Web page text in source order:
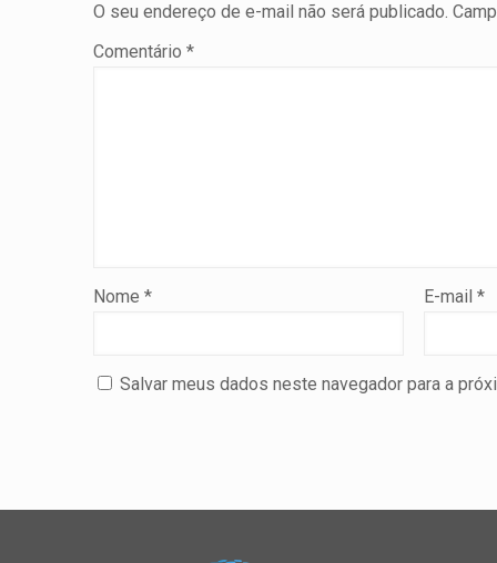
O seu endereço de e-mail não será publicado.
Comentário *
Nome * E-mail*
Salvar meus dados neste navegador para a